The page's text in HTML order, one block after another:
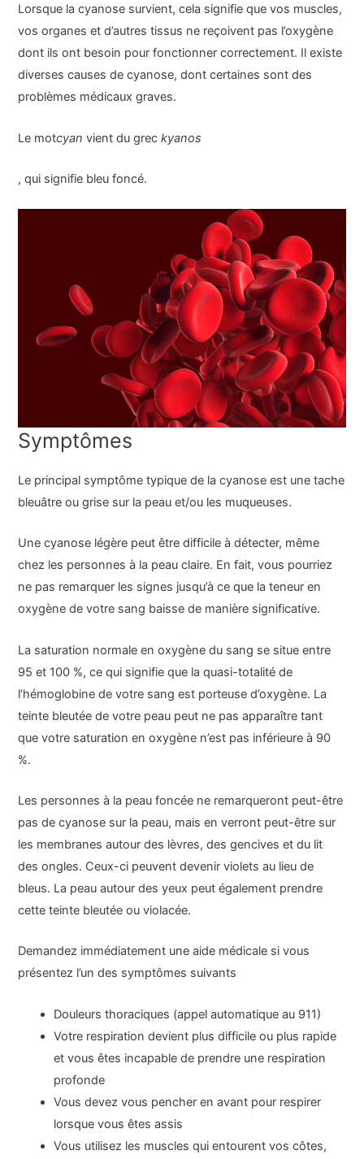
Lorsque la cyanose survient, cela signifie que vos muscles,
vos organes et d’autres tissus ne reçoivent pas l’oxygène
dont ils ont besoin pour fonctionner correctement. Il existe
diverses causes de cyanose, dont certaines sont des
problèmes médicaux graves.
Le motcyanvient du greckyanos
, qui signifie bleu foncé.
Symptômes
Le principal symptôme typique de la cyanose est une tache
bleuâtre ou grise sur la peau et/ou les muqueuses.
Une cyanose légère peut être difficile à détecter, même
chez les personnes à la peau claire. En fait, vous pourriez
ne pas remarquer les signes jusqu’à ce que la teneur en
oxygène de votre sang baisse de manière significative.
La saturation normale en oxygène du sang se situe entre
95 et 100 %, ce qui signifie que la quasi-totalité de
l’hémoglobine de votre sang est porteuse d’oxygène. La
teinte bleutée de votre peau peut ne pas apparaître tant
que votre saturation en oxygène n’est pas inférieure à 90
%.
Les personnes à la peau foncée ne remarqueront peut-être
pas de cyanose sur la peau, mais en verront peut-être sur
les membranes autour des lèvres, des gencives et du lit
des ongles. Ceux-ci peuvent devenir violets au lieu de
bleus. La peau autour des yeux peut également prendre
cette teinte bleutée ou violacée.
Demandez immédiatement une aide médicale si vous
présentez l’un des symptômes suivants
Douleurs thoraciques (appel automatique au 911)
Votre respiration devient plus difficile ou plus rapide
et vous êtes incapable de prendre une respiration
profonde
Vous devez vous pencher en avant pour respirer
lorsque vous êtes assis
Vous utilisez les muscles qui entourent vos côtes,